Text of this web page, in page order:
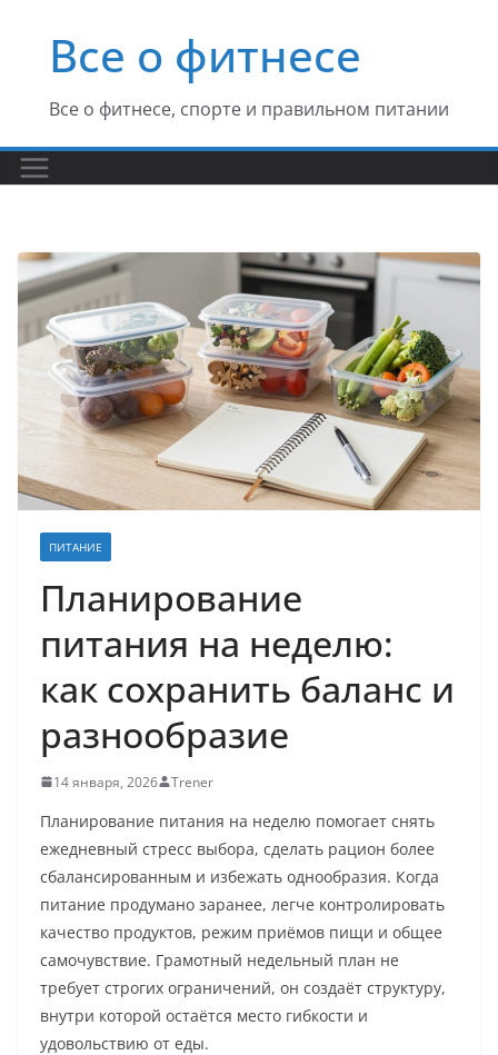
содержимому
Все о фитнесе
Все о фитнесе, спорте и правильном питании
ПИТАНИЕ
Планирование
питания на неделю:
как сохранить баланс и
разнообразие
14 января, 2026 Trener
Планирование питания на неделю помогает снять
ежедневный стресс выбора, сделать рацион более
сбалансированным и избежать однообразия. Когда
питание продумано заранее, легче контролировать
качество продуктов, режим приёмов пищи и общее
самочувствие. Грамотный недельный план не
требует строгих ограничений, он создаёт структуру,
внутри которой остаётся место гибкости и
удовольствию от еды.